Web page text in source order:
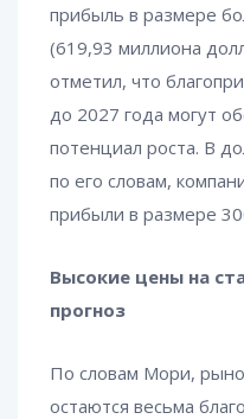
прибыль в размере
(619,93 миллиона
отметил, что
до 2027 года могут
потенциал роста. В
по его словам,
прибыли в размере
Высокие цены на
прогноз
По словам Мори,
остаются весьма